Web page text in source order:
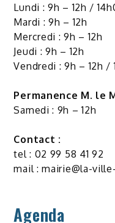
Lundi : 9h – 12h /
Mardi : 9h – 12h
Mercredi : 9h – 12h
Jeudi : 9h – 12h
Vendredi : 9h – 12h /
Permanence M. le
Samedi : 9h – 12h
Contact :
tel : 02 99 58 41 92
mail :mairie@la-
Agenda